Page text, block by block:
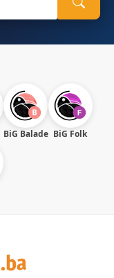
BiG Balade BiG Folk